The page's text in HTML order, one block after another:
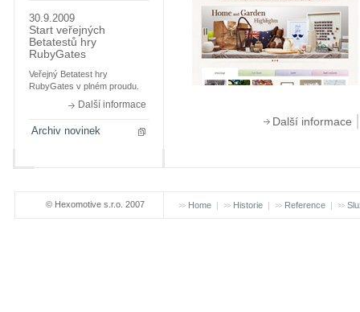
30.9.2009
Start veřejných
Betatestů hry
RubyGates
Veřejný Betatest hry
RubyGates v plném proudu.
Další informace
Archiv novinek
Další informace
© Hexomotive s.r.o. 2007 Home Historie Reference